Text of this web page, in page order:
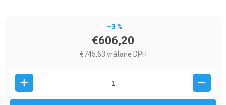
–3 %
€606,20
€745,63 vrátane DPH